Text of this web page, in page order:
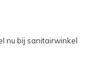
nu bij sanitairwinkel